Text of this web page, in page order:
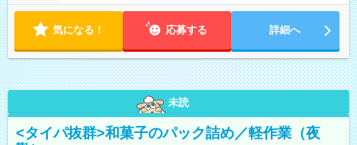
気になる！ 応募する 詳細へ
未読
<タイパ抜群>和菓子のパック詰め／軽作業（夜